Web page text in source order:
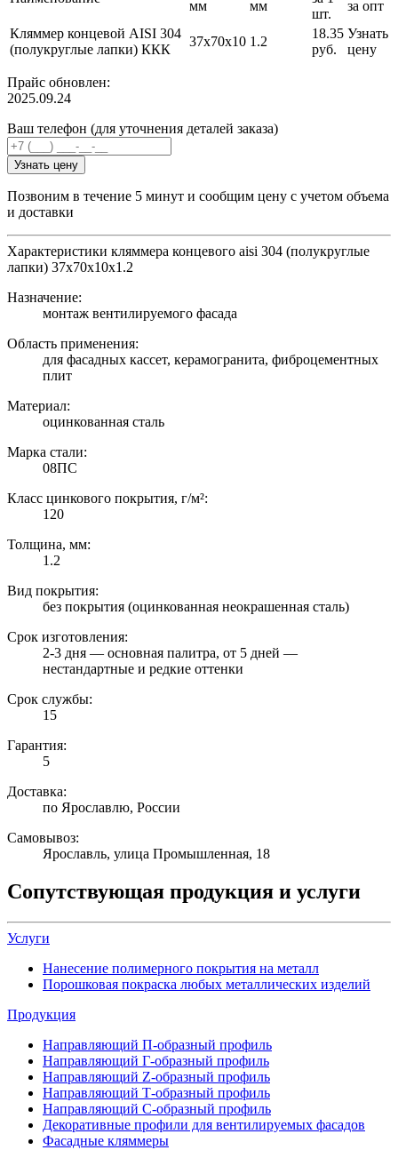
мм мм
шт.
за опт
Кляммер концевой AISI 304
(полукруглые лапки) ККК
37х70х10 1.2
18.35
руб.
Узнать
цену
Прайс обновлен:
2025.09.24
Ваш телефон (для уточнения деталей заказа)
Узнать цену
Позвоним в течение 5 минут и сообщим цену с учетом объема
и доставки
Характеристики кляммера концевого aisi 304 (полукруглые
лапки) 37х70х10х1.2
Назначение:
монтаж вентилируемого фасада
Область применения:
для фасадных кассет, керамогранита, фиброцементных
плит
Материал:
оцинкованная сталь
Марка стали:
08ПС
Класс цинкового покрытия, г/м²:
120
Толщина, мм:
1.2
Вид покрытия:
без покрытия (оцинкованная неокрашенная сталь)
Срок изготовления:
2-3 дня — основная палитра, от 5 дней —
нестандартные и редкие оттенки
Срок службы:
15
Гарантия:
5
Доставка:
по Ярославлю, России
Самовывоз:
Ярославль, улица Промышленная, 18
Сопутствующая продукция и услуги
Услуги
Нанесение полимерного покрытия на металл
Порошковая покраска любых металлических изделий
Продукция
Направляющий П-образный профиль
Направляющий Г-образный профиль
Направляющий Z-образный профиль
Направляющий Т-образный профиль
Направляющий С-образный профиль
Декоративные профили для вентилируемых фасадов
Фасадные кляммеры